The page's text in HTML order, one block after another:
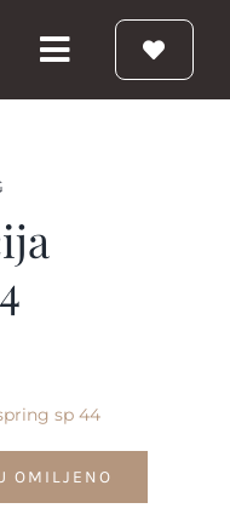
Toggle
Navigation
OMILJENO